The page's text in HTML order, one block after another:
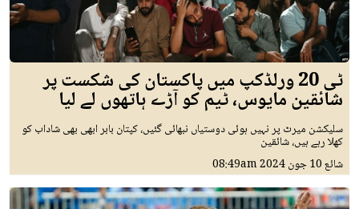
ٹی 20 ورلڈکپ میں پاکستان کی شکست پر
شائقین مایوس، ٹیم کو آڑے ہاتھوں لے لیا
سلیکشن میرٹ پر نہیں ہوئی دوستیاں نبھائی گئیں، کپتان بابر ابھی بھی شاداب کو
کھلا رہے ہیں، شائقین
شائع10 جون 2024 08:49am